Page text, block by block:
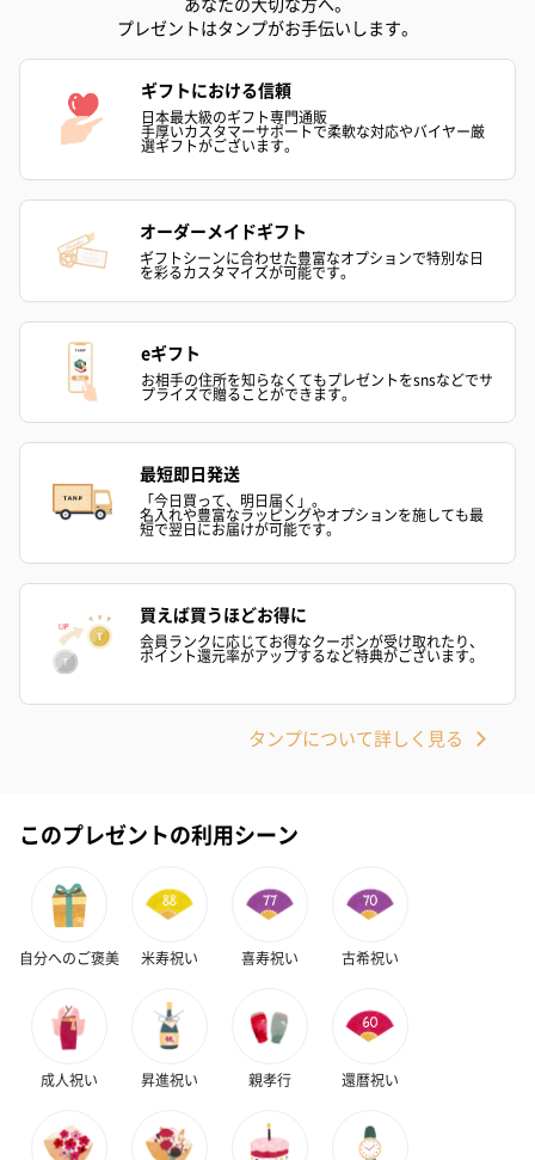
スキンケアグッズを同梱してお届けします。
ハンドクリーム3本セッ
ト【ありがとう】
（1,100円）
シャワージェル＆ハン
ドクリーム（ピンクグ
レープフルーツ）
シャワージェ
ッシュローズ
リラックスグッズ
リラックスグッズを同梱してお届けします。
かき氷入浴剤4点セット
かき氷入浴剤4点セット
バスフラワー
円）
ハンドタオル・ハンカチを同梱してお届けいたします。ギフトへ
の＋αにおすすめです。
プレゼントはタンプがお手伝いします。
ギフトにおける信頼
日本最大級のギフト専門通販
手厚いカスタマーサポートで柔軟な対応やバイヤー厳
選ギフトがございます。
オーダーメイドギフト
ギフトシーンに合わせた豊富なオプションで特別な日
を彩るカスタマイズが可能です。
eギフト
お相手の住所を知らなくてもプレゼントをsnsなどでサ
プライズで贈ることができます。
最短即日発送
「今日買って、明日届く」。
名入れや豊富なラッピングやオプションを施しても最
短で翌日にお届けが可能です。
買えば買うほどお得に
会員ランクに応じてお得なクーポンが受け取れたり、
ポイント還元率がアップするなど特典がございます。
タンプについて詳しく見る
このプレゼントの利用シーン
自分へのご褒美 米寿祝い 喜寿祝い 古希祝い
成人祝い 昇進祝い 親孝行 還暦祝い